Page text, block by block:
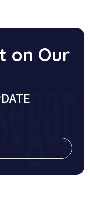
on Our